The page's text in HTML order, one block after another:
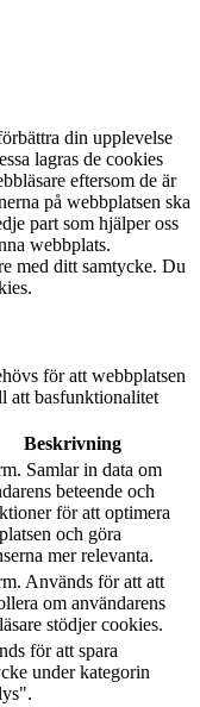
din upplevelse
lagras de cookies
eftersom de är
på webbplatsen ska
part som hjälper oss
webbplats.
med ditt samtycke. Du
för att webbplatsen
att basfunktionalitet
Beskrivning
Samlar in data om
beteende och
för att optimera
och göra
mer relevanta.
Används för att att
om användarens
stödjer cookies.
för att spara
under kategorin